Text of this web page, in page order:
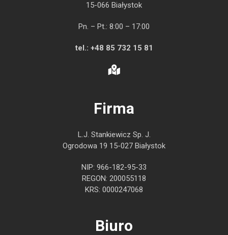
15-066 Białystok
Pn. – Pt.: 8:00 – 17:00
tel.: +48 85 732 15 81
Firma
L.J. Stankiewicz Sp. J.
Ogrodowa 19 15-027 Białystok
NIP: 966-182-95-33
REGON: 200055118
KRS: 0000247068
Biuro